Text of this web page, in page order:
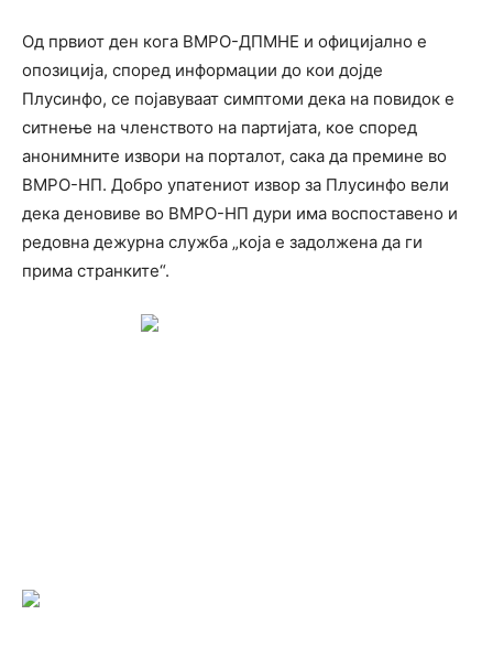
Од првиот ден кога ВМРО-ДПМНЕ и официјално е
опозиција, според информации до кои дојде
Плусинфо, се појавуваат симптоми дека на повидок е
ситнење на членството на партијата, кое според
анонимните извори на порталот, сака да премине во
ВМРО-НП. Добро упатениот извор за Плусинфо вели
дека деновиве во ВМРО-НП дури има воспоставено и
редовна дежурна служба „која е задолжена да ги
прима странките“.